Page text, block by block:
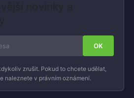
novinky a
zrušit. Pokud to chcete udělat,
naleznete v právním oznámení.